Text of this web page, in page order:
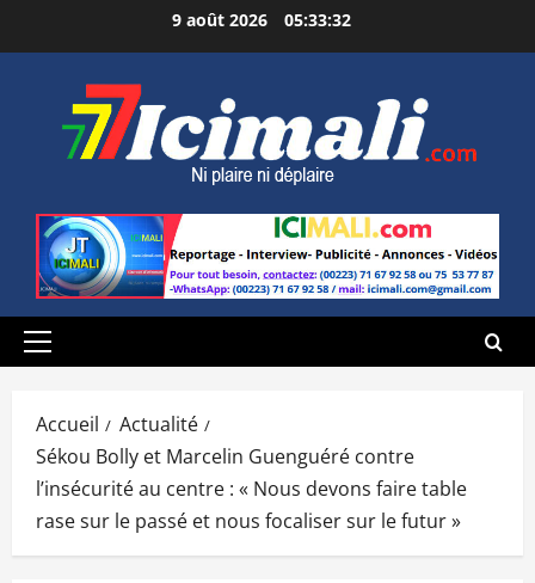
au
9 août 2026 05:33:33
Menu
Accueil
Actualité
Sékou Bolly et Marcelin Guenguéré contre
l’insécurité au centre : « Nous devons faire table
rase sur le passé et nous focaliser sur le futur »